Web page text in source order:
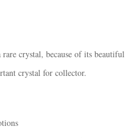
rare crystal, because of its
crystal for collector.